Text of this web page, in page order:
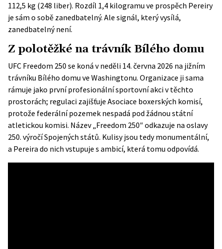
112,5 kg (248 liber). Rozdíl 1,4 kilogramu ve prospěch Pereiry
je sám o sobě zanedbatelný. Ale signál, který vysílá,
zanedbatelný není.
Z polotěžké na trávník Bílého domu
UFC Freedom 250 se koná v neděli 14. června 2026 na jižním
trávníku Bílého domu ve Washingtonu. Organizace ji sama
rámuje jako první profesionální sportovní akci v těchto
prostorách; regulaci zajišťuje Asociace boxerských komisí,
protože federální pozemek nespadá pod žádnou státní
atletickou komisi. Název „Freedom 250″ odkazuje na oslavy
250. výročí Spojených států. Kulisy jsou tedy monumentální,
a Pereira do nich vstupuje s ambicí, která tomu odpovídá.